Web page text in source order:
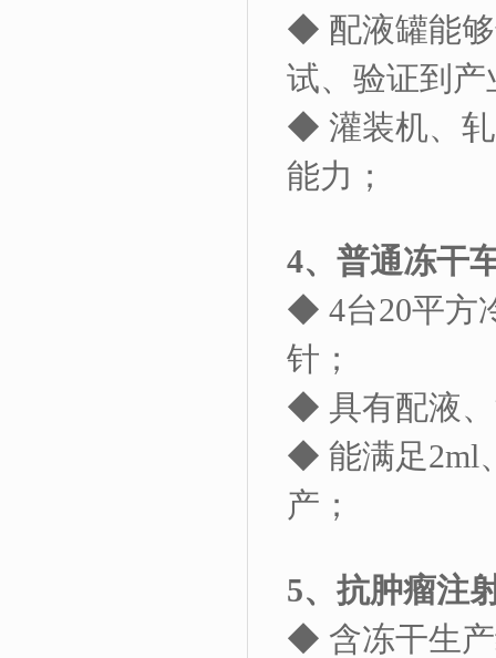
◆ 配液罐能
试、验证到
◆ 灌装机、
能力；
4、普通冻干
◆ 4台20平方
针；
◆ 具有配液
◆ 能满足2ml
产；
5、抗肿瘤注
◆ 含冻干生